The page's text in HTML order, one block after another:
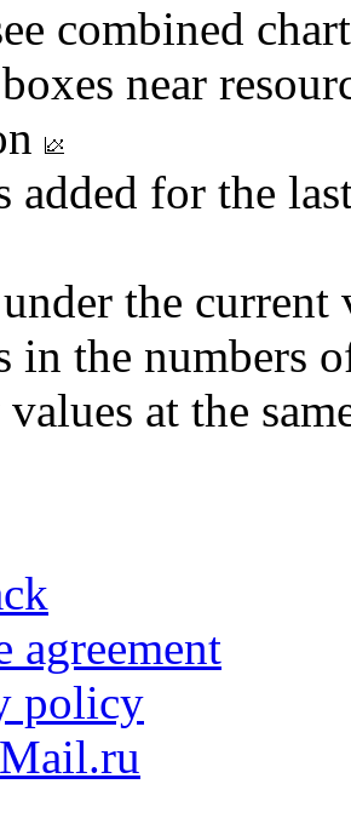
combined
near
added for the
the
in the numbers
at the
agreement
policy